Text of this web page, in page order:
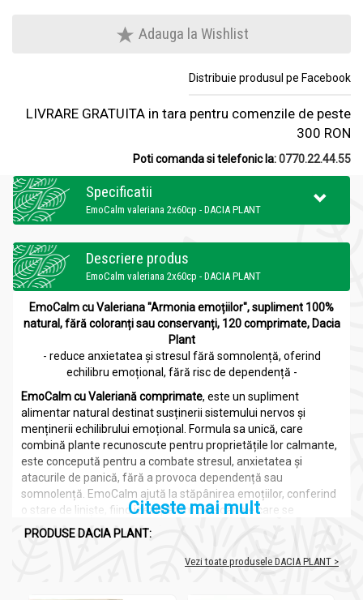
Adauga la Wishlist
Distribuie produsul pe Facebook
LIVRARE GRATUITA in tara pentru comenzile de peste
300 RON
Poti comanda si telefonic la:0770.22.44.55
Specificatii
EmoCalm valeriana 2x60cp - DACIA PLANT
Descriere produs
EmoCalm valeriana 2x60cp - DACIA PLANT
EmoCalm cu Valeriana "Armonia emoțiilor", supliment 100%
natural, fără coloranți sau conservanți, 120 comprimate, Dacia
Plant
- reduce anxietatea și stresul fără somnolență, oferind
echilibru emoțional, fără risc de dependență -
EmoCalm cu Valerianăcomprimate, este un supliment
alimentar natural destinat susținerii sistemului nervos și
menținerii echilibrului emoțional. Formula sa unică, care
combină plante recunoscute pentru proprietățile lor calmante,
este concepută pentru a combate stresul, anxietatea și
atacurile de panică, fără a provoca dependență sau
somnolență. EmoCalm ajută la stăpânirea emoțiilor, conferind
o stare de liniște, fiind ideal pentru persoanele care se
confruntă cu stări de agitație sau tensiuni psihice. Poate fi
Citeste mai mult
PRODUSE DACIA PLANT:
Vezi toate produsele DACIA PLANT >